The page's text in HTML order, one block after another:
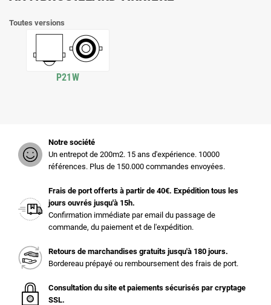
Toutes versions
P21W
Notre société
Un entrepot de 200m2. 15 ans d'expérience. 10000
références. Plus de 150.000 commandes envoyées.
Frais de port offerts à partir de 40€. Expédition tous les
jours ouvrés jusqu'à 15h.
Confirmation immédiate par email du passage de
commande, du paiement et de l'expédition.
Retours de marchandises gratuits jusqu'à 180 jours.
Bordereau prépayé ou remboursement des frais de port.
Consultation du site et paiements sécurisés par cryptage
SSL.